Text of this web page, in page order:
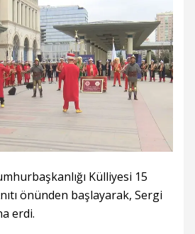
Külliyesi 15
önünden başlayarak, Sergi
erdi.